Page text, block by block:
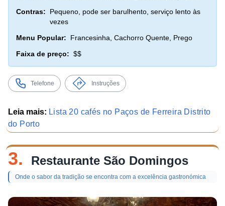
Contras:
Pequeno, pode ser barulhento, serviço lento às
vezes
Menu Popular:
Francesinha, Cachorro Quente, Prego
Faixa de preço: $$
Telefone Instruções
Leia mais: Lista 20 cafés no Paços de Ferreira Distrito
do Porto
3. Restaurante São Domingos
Onde o sabor da tradição se encontra com a excelência gastronómica